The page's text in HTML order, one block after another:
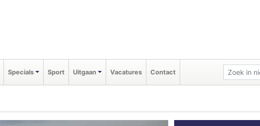
Specials Sport Uitgaan Vacatures Contact